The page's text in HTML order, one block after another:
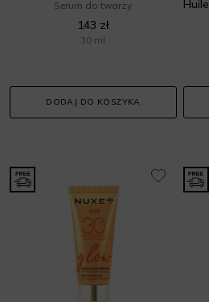
Serum do twarzy
143 zł
30 ml
DODAJ DO KOSZYKA